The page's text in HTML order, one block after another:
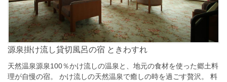
源泉掛け流し貸切風呂の宿 ときわすれ
天然温泉源泉100％かけ流しの温泉と、地元の食材を使った郷土料
理が自慢の宿。 かけ流しの天然温泉で癒しの時を過ごす贅沢。 料